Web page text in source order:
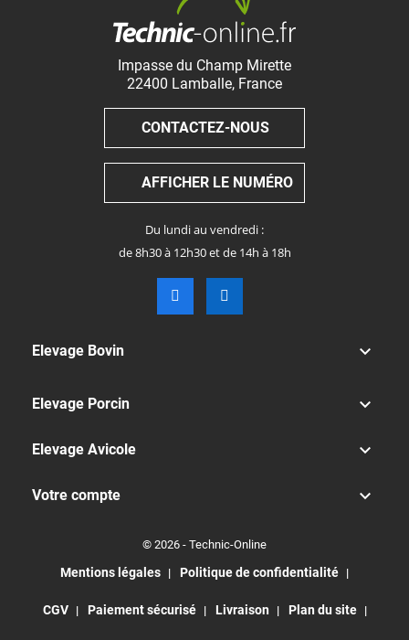
Impasse du Champ Mirette
22400 Lamballe, France
CONTACTEZ-NOUS
AFFICHER LE NUMÉRO
Du lundi au vendredi :
de 8h30 à 12h30 et de 14h à 18h
Elevage Bovin 
Elevage Porcin 
Elevage Avicole 
Votre compte 
© 2026 - Technic-Online
Mentions légales Politique de confidentialité
CGV Paiement sécurisé Livraison Plan du site